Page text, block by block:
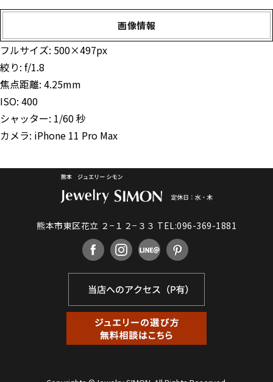
画像情報
フルサイズ: 500×497px
絞り: f/1.8
焦点距離: 4.25mm
ISO: 400
シャッター: 1/60 秒
カメラ: iPhone 11 Pro Max
熊本市東区花立 ２−１２−３３ TEL:096-369-1881